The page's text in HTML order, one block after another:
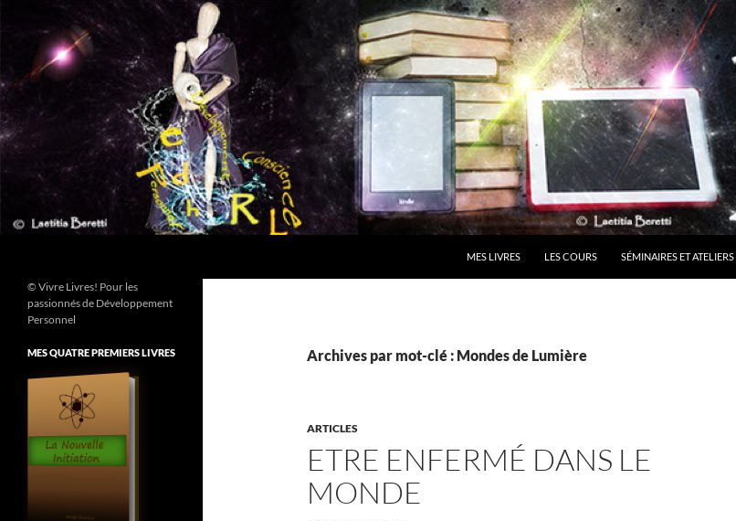
contenu
MES LIVRES LES COURS SÉMINAIRES ET ATELIERS
Archives par mot-clé : Mondes de Lumière
ARTICLES
ETRE ENFERMÉ DANS LE
MONDE
© Vivre Livres! Pour les
passionnés de Développement
Personnel
MES QUATRE PREMIERS LIVRES